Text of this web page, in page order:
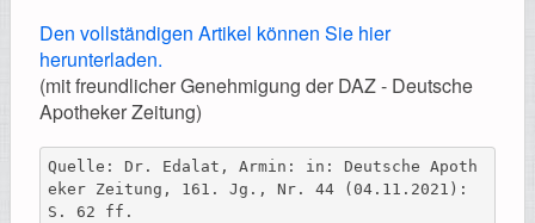
Mitgliederbereich
Den vollständigen Artikel können Sie hier
herunterladen.
(mit freundlicher Genehmigung der DAZ - Deutsche
Apotheker Zeitung)
Quelle: Dr. Edalat, Armin: in: Deutsche Apoth
eker Zeitung, 161. Jg., Nr. 44 (04.11.2021):
S. 62 ff.